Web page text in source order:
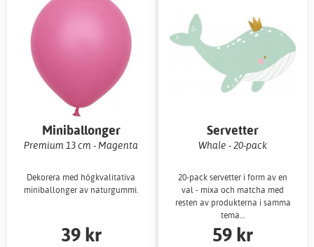
Miniballonger
enfärgade
Premium 13 cm - Magenta
Dekorera med högkvalitativa
miniballonger av naturgummi.
39 kr
Servetter
Whale - 20-pack
20-pack servetter i form av en
val - mixa och matcha med
resten av produkterna i samma
tema…
59 kr